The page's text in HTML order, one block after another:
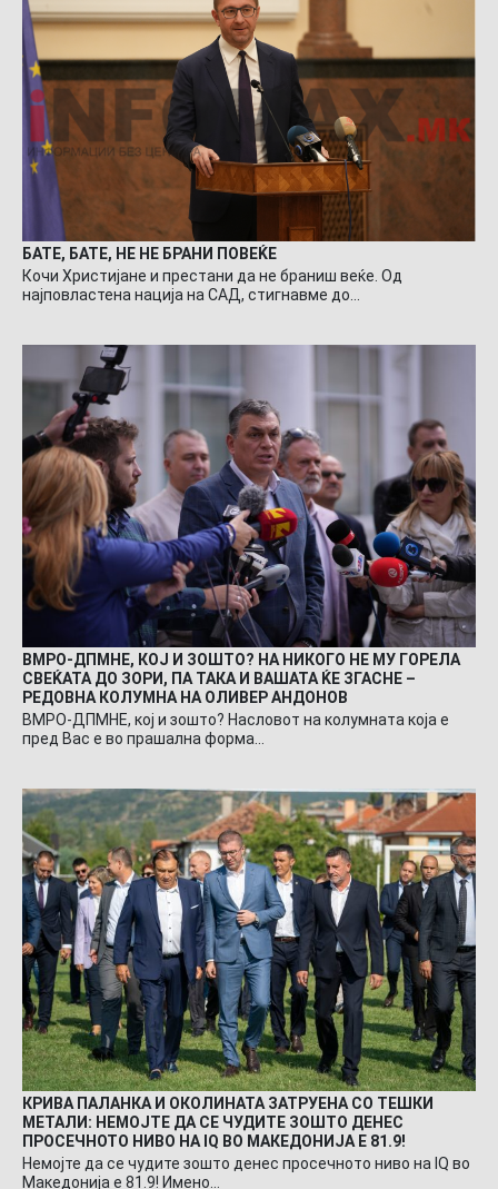
БАТЕ, БАТЕ, НЕ НЕ БРАНИ ПОВЕЌЕ
Кочи Христијане и престани да не браниш веќе. Од
најповластена нација на САД, стигнавме до…
ВМРО-ДПМНЕ, КОЈ И ЗОШТО? НА НИКОГО НЕ МУ ГОРЕЛА
СВЕЌАТА ДО ЗОРИ, ПА ТАКА И ВАШАТА ЌЕ ЗГАСНЕ –
РЕДОВНА КОЛУМНА НА ОЛИВЕР АНДОНОВ
ВМРО-ДПМНЕ, кој и зошто? Насловот на колумната која е
пред Вас е во прашална форма…
КРИВА ПАЛАНКА И ОКОЛИНАТА ЗАТРУЕНА СО ТЕШКИ
МЕТАЛИ: НЕМОЈТЕ ДА СЕ ЧУДИТЕ ЗОШТО ДЕНЕС
ПРОСЕЧНОТО НИВО НА IQ ВО МАКЕДОНИЈА Е 81.9!
Немојте да се чудите зошто денес просечното ниво на IQ во
Македонија е 81.9! Имено…